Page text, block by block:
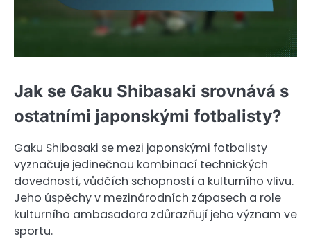
Jak se Gaku Shibasaki srovnává s
ostatními japonskými fotbalisty?
Gaku Shibasaki se mezi japonskými fotbalisty
vyznačuje jedinečnou kombinací technických
dovedností, vůdčích schopností a kulturního vlivu.
Jeho úspěchy v mezinárodních zápasech a role
kulturního ambasadora zdůrazňují jeho význam ve
sportu.